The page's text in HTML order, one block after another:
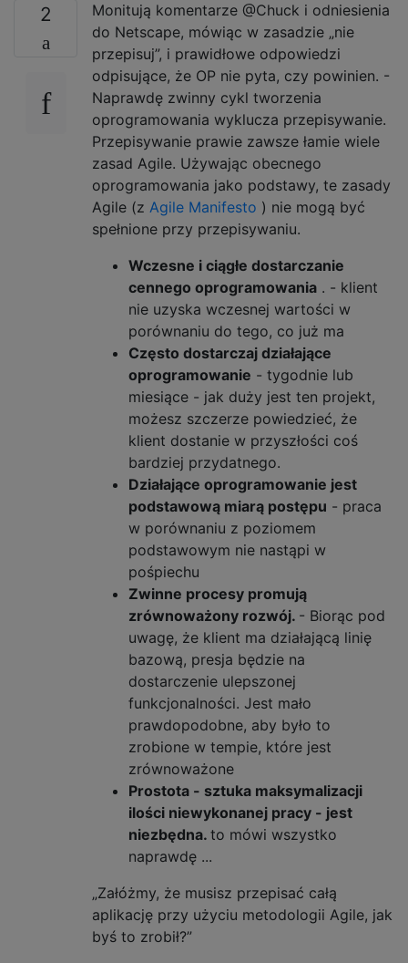
2
Monitują komentarze @Chuck i odniesienia
do Netscape, mówiąc w zasadzie „nie
przepisuj”, i prawidłowe odpowiedzi
odpisujące, że OP nie pyta, czy powinien. -
Naprawdę zwinny cykl tworzenia
oprogramowania wyklucza przepisywanie.
Przepisywanie prawie zawsze łamie wiele
zasad Agile. Używając obecnego
oprogramowania jako podstawy, te zasady
Agile (z Agile Manifesto ) nie mogą być
spełnione przy przepisywaniu.
Wczesne i ciągłe dostarczanie
cennego oprogramowania . - klient
nie uzyska wczesnej wartości w
porównaniu do tego, co już ma
Często dostarczaj działające
oprogramowanie - tygodnie lub
miesiące - jak duży jest ten projekt,
możesz szczerze powiedzieć, że
klient dostanie w przyszłości coś
bardziej przydatnego.
Działające oprogramowanie jest
podstawową miarą postępu - praca
w porównaniu z poziomem
podstawowym nie nastąpi w
pośpiechu
Zwinne procesy promują
zrównoważony rozwój. - Biorąc pod
uwagę, że klient ma działającą linię
bazową, presja będzie na
dostarczenie ulepszonej
funkcjonalności. Jest mało
prawdopodobne, aby było to
zrobione w tempie, które jest
zrównoważone
Prostota - sztuka maksymalizacji
ilości niewykonanej pracy - jest
niezbędna. to mówi wszystko
naprawdę ...
„Załóżmy, że musisz przepisać całą
aplikację przy użyciu metodologii Agile, jak
byś to zrobił?”